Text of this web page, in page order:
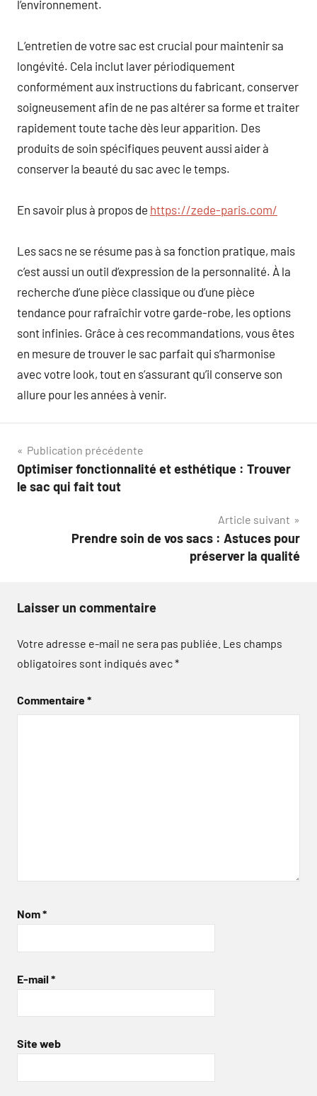
l’environnement.
L’entretien de votre sac est crucial pour maintenir sa
longévité. Cela inclut laver périodiquement
conformément aux instructions du fabricant, conserver
soigneusement afin de ne pas altérer sa forme et traiter
rapidement toute tache dès leur apparition. Des
produits de soin spécifiques peuvent aussi aider à
conserver la beauté du sac avec le temps.
En savoir plus à propos de https://zede-paris.com/
Les sacs ne se résume pas à sa fonction pratique, mais
c’est aussi un outil d’expression de la personnalité. À la
recherche d’une pièce classique ou d’une pièce
tendance pour rafraîchir votre garde-robe, les options
sont infinies. Grâce à ces recommandations, vous êtes
en mesure de trouver le sac parfait qui s’harmonise
avec votre look, tout en s’assurant qu’il conserve son
allure pour les années à venir.
Navigation
de
Publication précédente
Optimiser fonctionnalité et esthétique : Trouver
le sac qui fait tout
Article suivant
Prendre soin de vos sacs : Astuces pour
préserver la qualité
Laisser un commentaire
Votre adresse e-mail ne sera pas publiée. Les champs
obligatoires sont indiqués avec*
Commentaire*
Nom*
E-mail *
Site web